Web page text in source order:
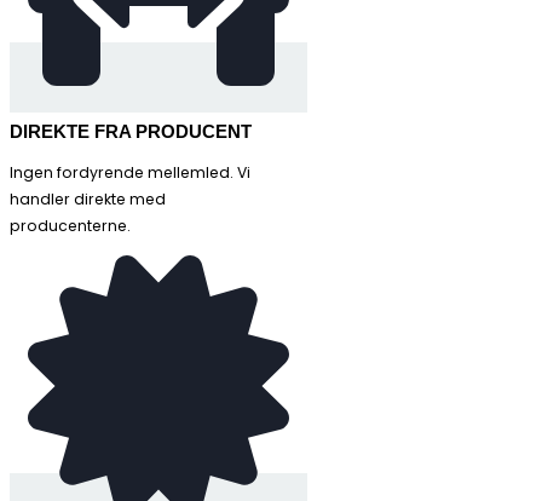
DIREKTE FRA PRODUCENT
Ingen fordyrende mellemled. Vi
handler direkte med
producenterne.